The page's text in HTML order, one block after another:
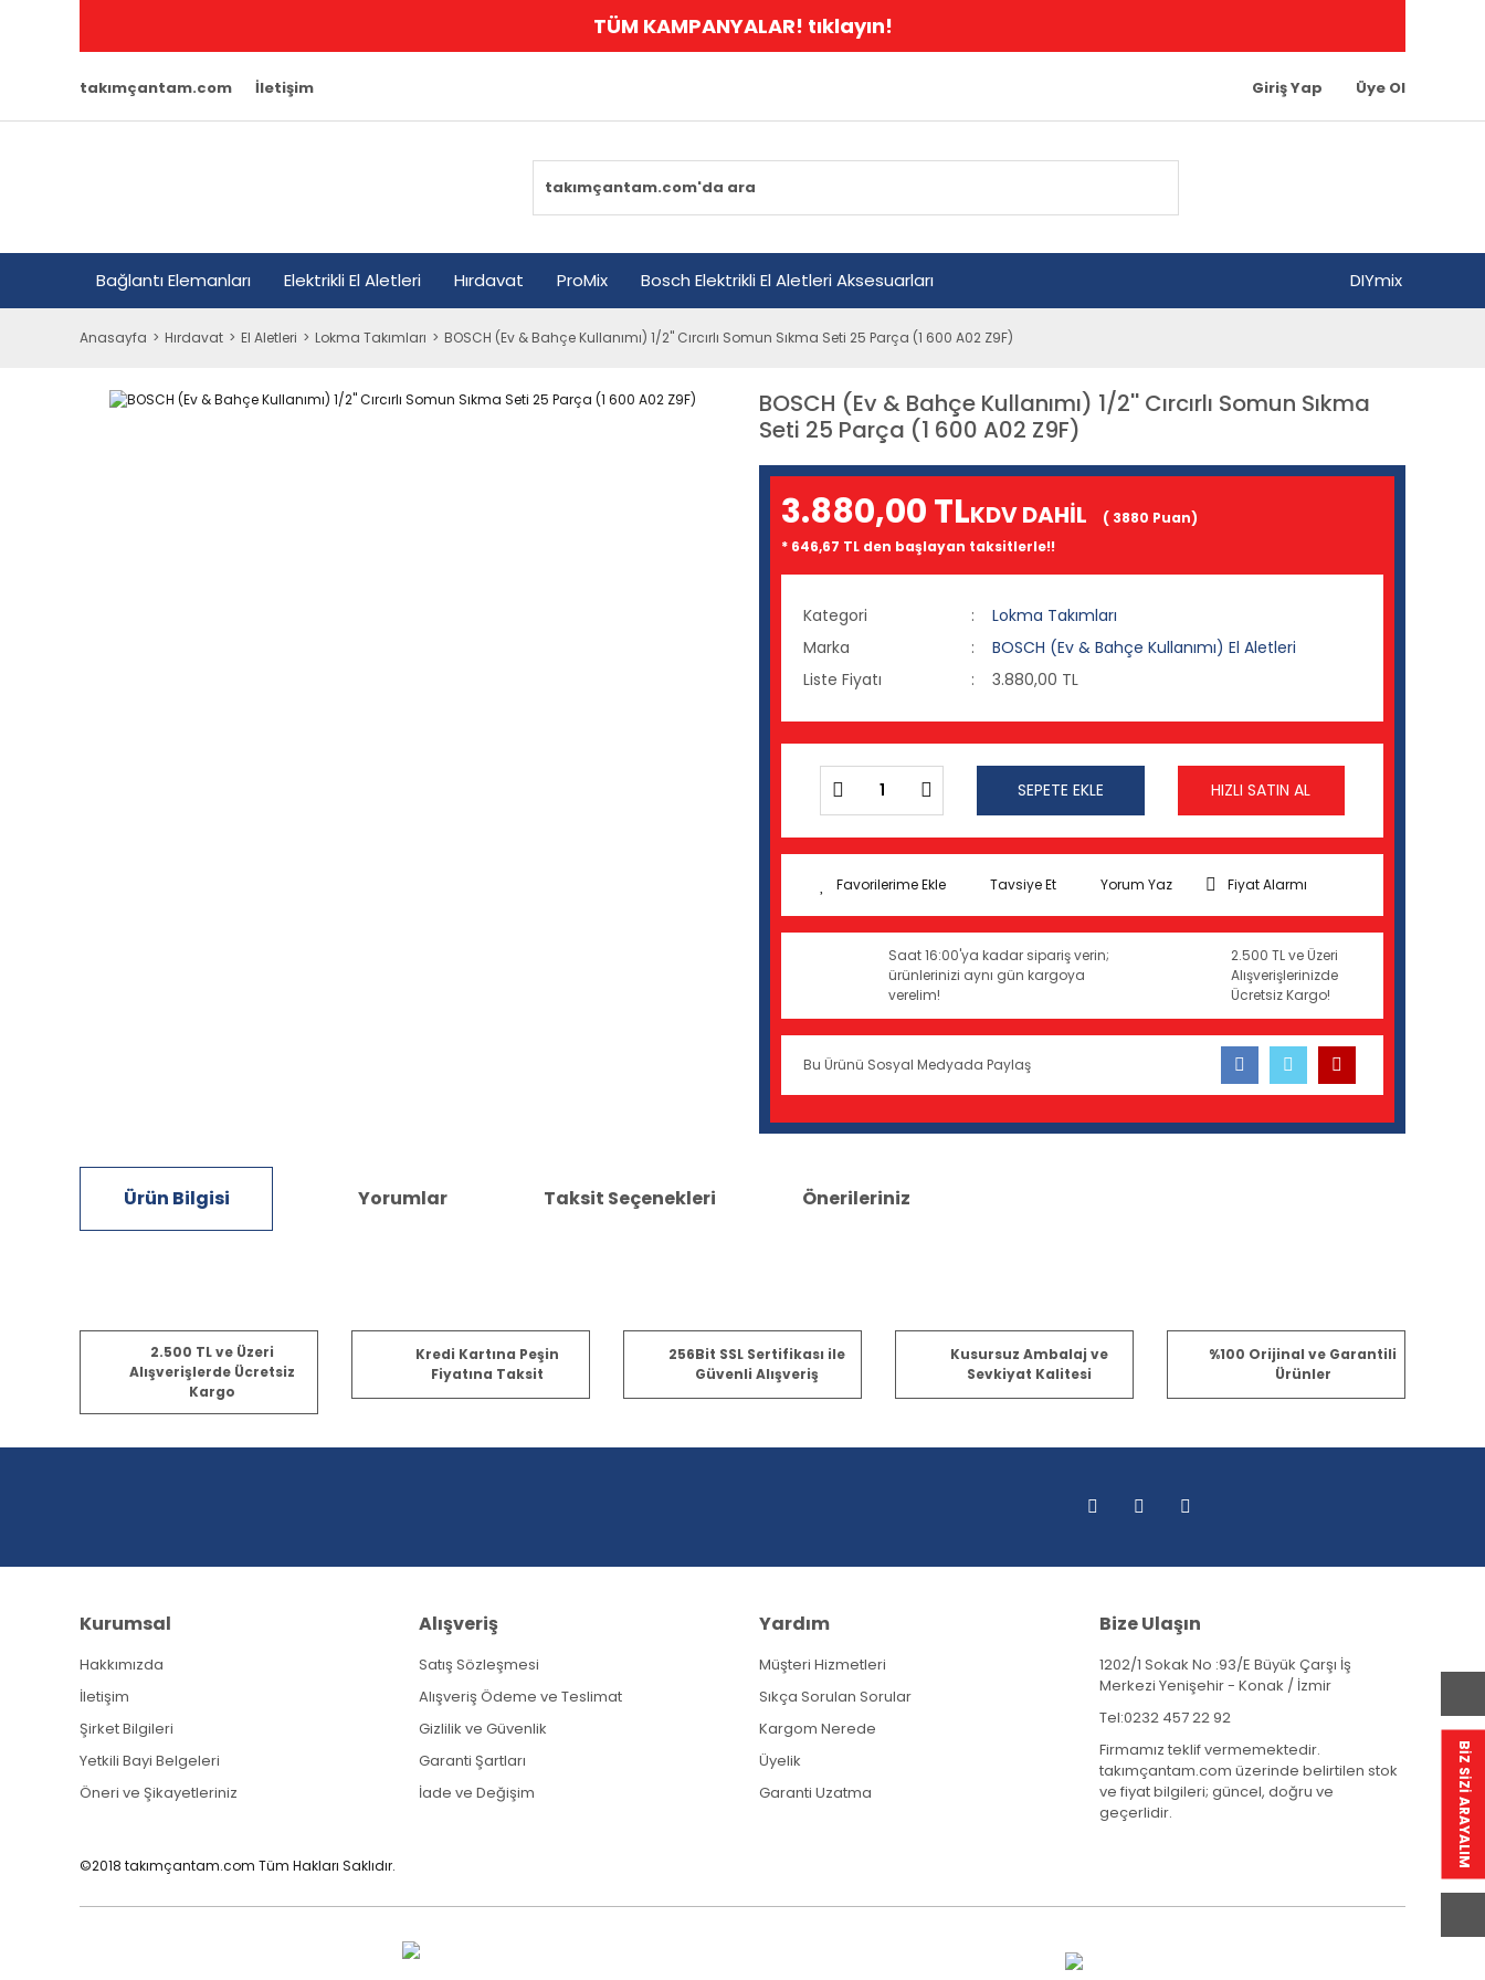
TÜM KAMPANYALAR! tıklayın!
takımçantam.com İletişim Giriş Yap Üye Ol
Bağlantı Elemanları Elektrikli El Aletleri Hırdavat ProMix Bosch Elektrikli El Aletleri Aksesuarları DIYmix
Anasayfa Hırdavat El Aletleri Lokma Takımları BOSCH (Ev & Bahçe Kullanımı) 1/2'' Cırcırlı Somun Sıkma Seti 25 Parça (1 600 A02 Z9F)
BOSCH (Ev & Bahçe Kullanımı) 1/2'' Cırcırlı Somun Sıkma
Seti 25 Parça (1 600 A02 Z9F)
3.880,00 TLKDV DAHİL
( 3880 Puan)
* 646,67 TL den başlayan taksitlerle!!
Kategori
Lokma Takımları
Marka
BOSCH (Ev & Bahçe Kullanımı) El Aletleri
Liste Fiyatı
3.880,00 TL
SEPETE EKLE HIZLI SATIN AL
Tavsiye Et Yorum Yaz Fiyat Alarmı
Saat 16:00'ya kadar sipariş verin;
ürünlerinizi aynı gün kargoya
verelim!
2.500 TL ve Üzeri
Alışverişlerinizde
Ücretsiz Kargo!
Bu Ürünü Sosyal Medyada Paylaş
Ürün Bilgisi Yorumlar Taksit Seçenekleri Önerileriniz
Bu ürüne ilk yorumu siz yapın!
Bu ürünün fiyat bilgisi, resim, ürün açıklamalarında ve diğer konularda yetersiz gördüğünüz noktaları öneri formunu kullanarak tarafımıza iletebilirsiniz.
Görüş ve önerileriniz için teşekkür ederiz.
Ürün resmi kalitesiz, bozuk veya görüntülenemiyor.
Ürün açıklamasında eksik bilgiler bulunuyor.
2.500 TL ve Üzeri
Alışverişlerde Ücretsiz
Kargo
Kredi Kartına Peşin
Fiyatına Taksit
256Bit SSL Sertifikası ile
Güvenli Alışveriş
Kusursuz Ambalaj ve
Sevkiyat Kalitesi
%100 Orijinal ve Garantili
Ürünler
Kurumsal
Hakkımızda
İletişim
Şirket Bilgileri
Yetkili Bayi Belgeleri
Öneri ve Şikayetleriniz
Alışveriş
Satış Sözleşmesi
Alışveriş Ödeme ve Teslimat
Gizlilik ve Güvenlik
Garanti Şartları
İade ve Değişim
Yardım
Müşteri Hizmetleri
Sıkça Sorulan Sorular
Kargom Nerede
Üyelik
Garanti Uzatma
Bize Ulaşın
1202/1 Sokak No :93/E Büyük Çarşı İş
Merkezi Yenişehir - Konak / İzmir
Tel:0232 457 22 92
Firmamız teklif vermemektedir.
takımçantam.com üzerinde belirtilen stok
ve fiyat bilgileri; güncel, doğru ve
geçerlidir.
©2018 takımçantam.com Tüm Hakları Saklıdır. BİZ SİZİ ARAYALIM